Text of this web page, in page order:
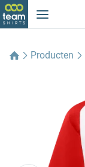
Producten